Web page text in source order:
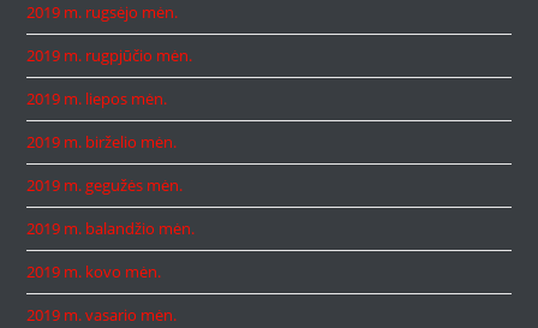
2019 m. rugsėjo mėn.
2019 m. rugpjūčio mėn.
2019 m. liepos mėn.
2019 m. birželio mėn.
2019 m. gegužės mėn.
2019 m. balandžio mėn.
2019 m. kovo mėn.
2019 m. vasario mėn.